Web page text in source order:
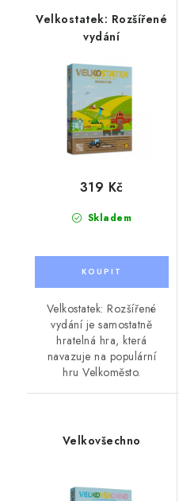
Velkostatek: Rozšířené
vydání
Skladem
319 Kč
Velkostatek: Rozšířené
vydání je samostatně
hratelná hra, která
navazuje na populární
hru Velkoměsto.
Velkovšechno